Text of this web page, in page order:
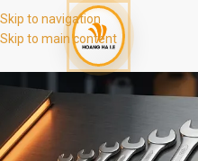
Skip to navigation
Skip to main content